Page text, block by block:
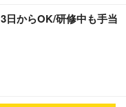
日からOK/研修中も手当